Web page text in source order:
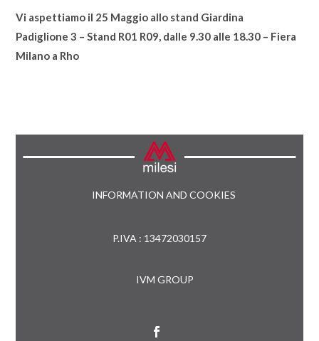
Vi aspettiamo il 25 Maggio allo stand Giardina
Padiglione 3 – Stand R01 R09, dalle 9.30 alle 18.30 – Fiera
Milano a Rho
INFORMATION AND COOKIES
P.IVA : 13472030157
IVM GROUP